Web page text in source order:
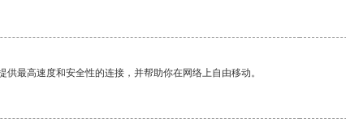
最高速度和安全性的连接，并帮助你在网络上自由移动。